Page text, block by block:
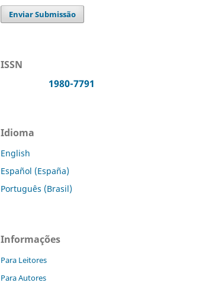
Enviar Submissão
ISSN
1980-7791
Idioma
English
Español (España)
Português (Brasil)
Informações
Para Leitores
Para Autores